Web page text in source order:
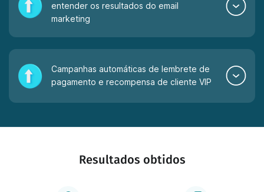
entender os resultados do email
marketing
Campanhas automáticas de lembrete de
pagamento e recompensa de cliente VIP
Resultados obtidos